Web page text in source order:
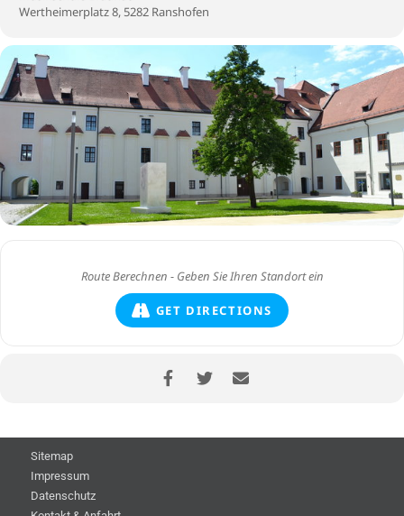
Wertheimerplatz 8, 5282 Ranshofen
GET DIRECTIONS
Sitemap
Impressum
Datenschutz